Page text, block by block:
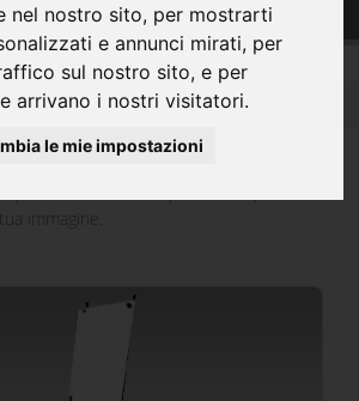
nel nostro sito, per mostrarti
e annunci mirati, per
sul nostro sito, e per
arrivano i nostri visitatori.
le mie impostazioni
Expobanner
e belli di sempre. Goditi i vantaggi dell'alta
immagine.